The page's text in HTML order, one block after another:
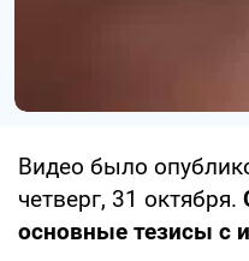
Видео было
четверг, 31 октября.
основные тезисы с